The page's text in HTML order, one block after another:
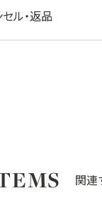
ル・返品
関連